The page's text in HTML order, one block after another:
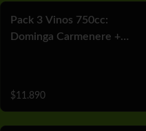
Pack 3 Vinos 750cc:
Dominga Carmenere +
$11.890